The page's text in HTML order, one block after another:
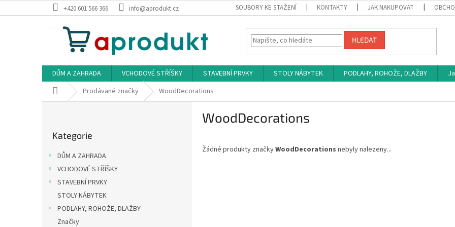
na
+420 601 566 366 info@aprodukt.cz SOUBORY KE STAŽENÍ KONTAKTY JAK NAKUPOVAT
HLEDAT
DŮM A ZAHRADA VCHODOVÉ STŘÍŠKY STAVEBNÍ PRVKY STOLY NÁBYTEK PODLAHY, ROHOŽE, DLAŽBY
Domů Prodávané značky WoodDecorations
kategorie
Kategorie
DŮM A ZAHRADA
VCHODOVÉ STŘÍŠKY
STAVEBNÍ PRVKY
STOLY NÁBYTEK
PODLAHY, ROHOŽE, DLAŽBY
Značky
WoodDecorations
Žádné produkty značkyWoodDecorations nebyly nalezeny...